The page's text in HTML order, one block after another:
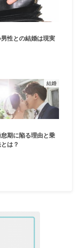
性との結婚は現実
結婚
期に陥る理由と乗
は？